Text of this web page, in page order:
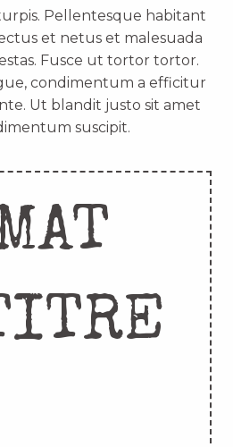
Pellentesque habitant
et netus et malesuada
Fusce ut tortor tortor.
condimentum a efficitur
Ut blandit justo sit amet
suscipit.